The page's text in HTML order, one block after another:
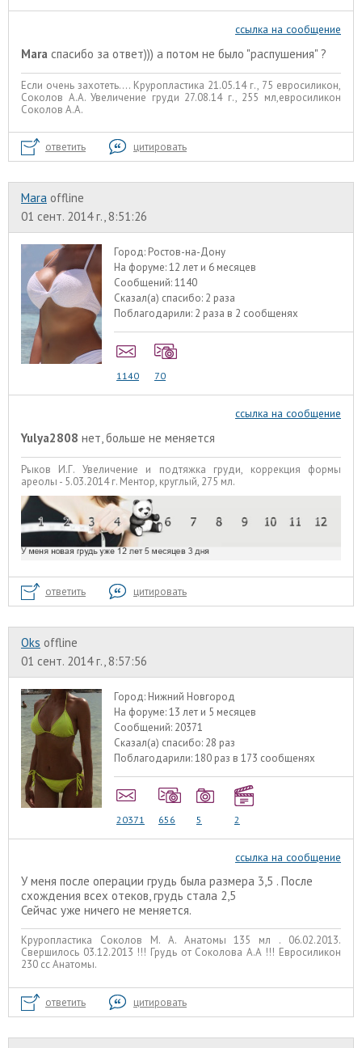
ссылка на сообщение
Mara спасибо за ответ))) а потом не было "распушения" ?
Если очень захотеть.... Круропластика 21.05.14 г., 75 евросиликон,
Соколов А.А. Увеличение груди 27.08.14 г., 255 мл,евросиликон
Соколов А.А.
ответить цитировать
Mara offline
01 сент. 2014 г., 8:51:26
Город: Ростов-на-Дону
На форуме:12 лет и 6 месяцев
Сообщений:1140
Сказал(а) спасибо: 2 раза
Поблагодарили: 2 раза в 2 сообщенях
1140 70
ссылка на сообщение
Yulya2808 нет, больше не меняется
Рыков И.Г. Увеличение и подтяжка груди, коррекция формы
ареолы - 5.03.2014 г. Ментор, круглый, 275 мл.
ответить цитировать
Oks offline
01 сент. 2014 г., 8:57:56
Город: Нижний Новгород
На форуме:13 лет и 5 месяцев
Сообщений: 20371
Сказал(а) спасибо: 28 раз
Поблагодарили:180 раз в 173 сообщенях
20371 656 5 2
ссылка на сообщение
У меня после операции грудь была размера 3,5 . После
схождения всех отеков, грудь стала 2,5
Сейчас уже ничего не меняется.
Круропластика Соколов М. А. Анатомы 135 мл . 06.02.2013.
Свершилось 03.12.2013 !!! Грудь от Соколова А.А !!! Евросиликон
230 сс Анатомы.
ответить цитировать